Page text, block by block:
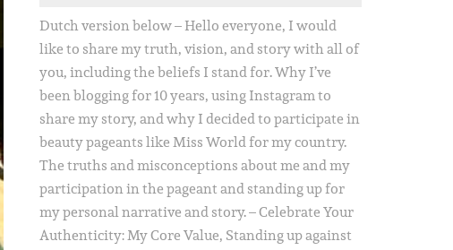
Dutch version below – Hello everyone, I would
like to share my truth, vision, and story with all of
you, including the beliefs I stand for. Why I’ve
been blogging for 10 years, using Instagram to
share my story, and why I decided to participate in
beauty pageants like Miss World for my country.
The truths and misconceptions about me and my
participation in the pageant and standing up for
my personal narrative and story. – Celebrate Your
Authenticity: My Core Value, Standing up against